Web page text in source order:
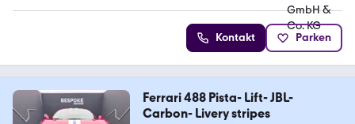
Kontakt Parken
Ferrari 488 Pista- Lift- JBL-
Carbon- Livery stripes